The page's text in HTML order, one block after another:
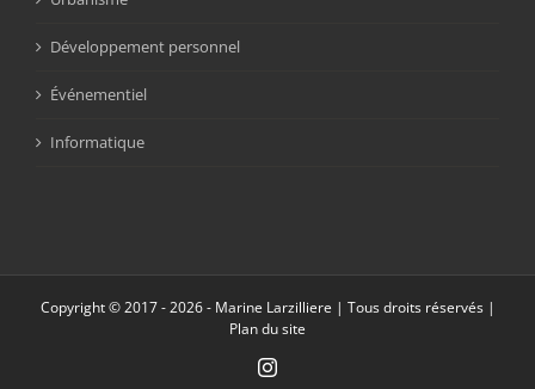
Développement personnel
Événementiel
Informatique
Copyright © 2017 -2026 - Marine Larzilliere | Tous droits réservés |
Plan du site
Instagram